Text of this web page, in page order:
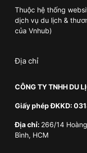
Thuộc hệ thống
dịch vụ du lịch &
của Vnhub)
Địa chỉ
CÔNG TY TNHH DU
Giấy phép ĐKKD:
Địa chỉ: 266/14
Bình, HCM